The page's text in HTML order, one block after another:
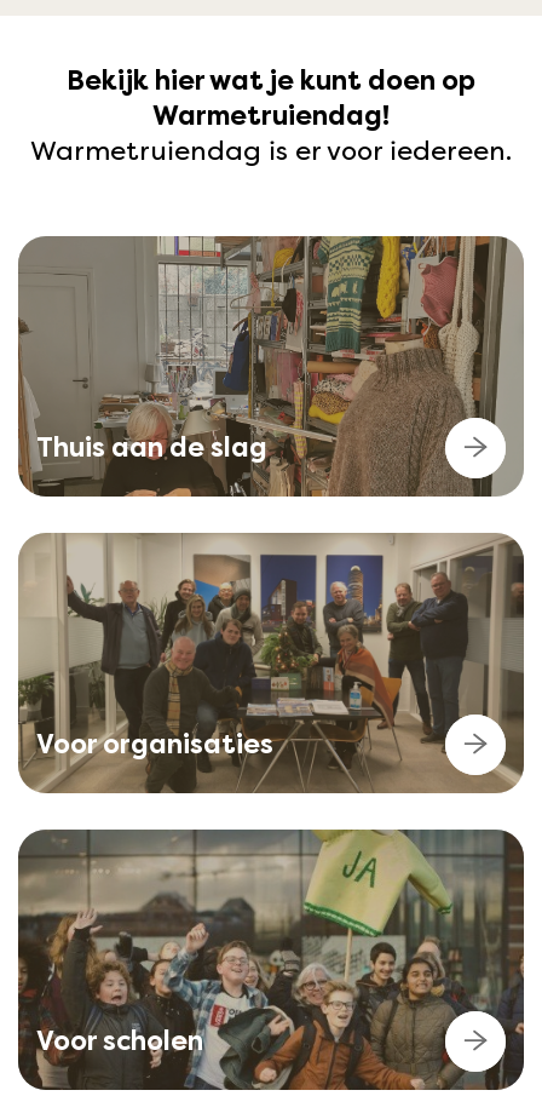
Bekijk hier wat je kunt doen op
Warmetruiendag!
Warmetruiendag is er voor iedereen.
Thuis aan de slag
Voor organisaties
Voor scholen